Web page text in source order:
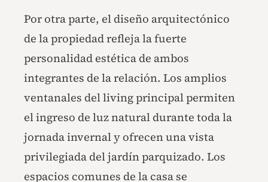
Por otra parte, el diseño arquitectónico
de la propiedad refleja la fuerte
personalidad estética de ambos
integrantes de la relación. Los amplios
ventanales del living principal permiten
el ingreso de luz natural durante toda la
jornada invernal y ofrecen una vista
privilegiada del jardín parquizado. Los
espacios comunes de la casa se